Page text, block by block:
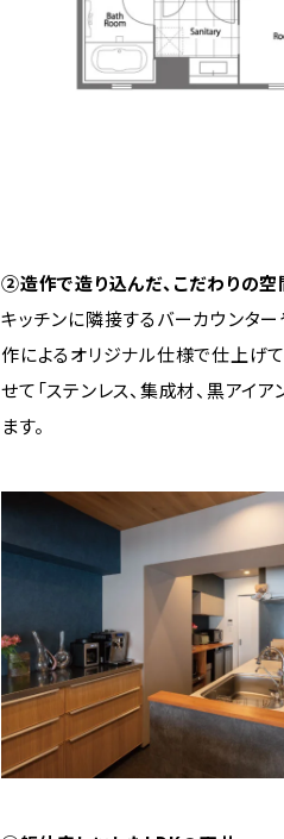
②造作で造り込んだ、こだわりの空
キッチンに隣接するバーカウンタ
作によるオリジナル仕様で仕上げ
せて「ステンレス、集成材、黒アイ
ます。